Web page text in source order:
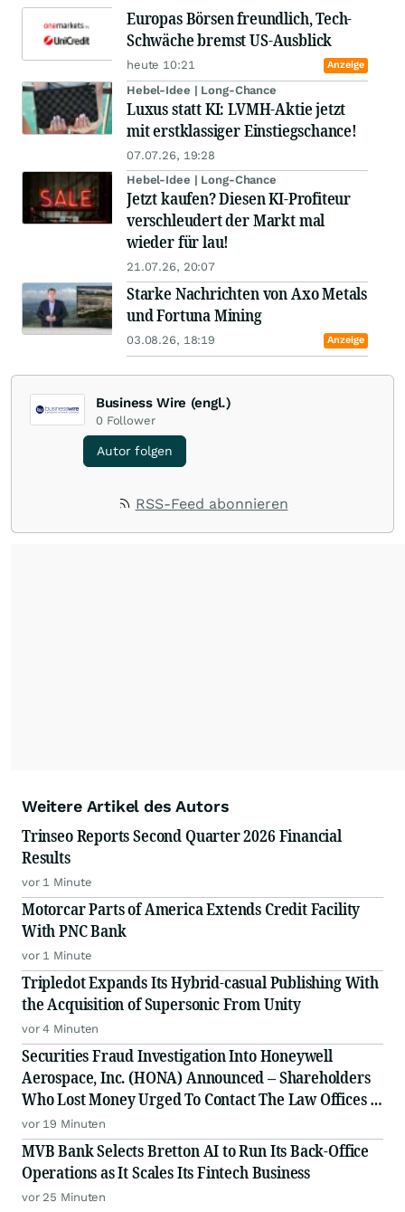
Europas Börsen freundlich, Tech-
Schwäche bremst US-Ausblick
heute 10:21 Anzeige
Hebel-Idee | Long-Chance
Luxus statt KI: LVMH-Aktie jetzt
mit erstklassiger Einstiegschance!
07.07.26, 19:28
Hebel-Idee | Long-Chance
Jetzt kaufen? Diesen KI-Profiteur
verschleudert der Markt mal
wieder für lau!
21.07.26, 20:07
Starke Nachrichten von Axo Metals
und Fortuna Mining
03.08.26, 18:19 Anzeige
Business Wire (engl.)
0 Follower
Autor folgen
RSS-Feed abonnieren
Weitere Artikel des Autors
Trinseo Reports Second Quarter 2026 Financial
Results
vor 1 Minute
Motorcar Parts of America Extends Credit Facility
With PNC Bank
vor 1 Minute
Tripledot Expands Its Hybrid-casual Publishing With
the Acquisition of Supersonic From Unity
vor 4 Minuten
Securities Fraud Investigation Into Honeywell
Aerospace, Inc. (HONA) Announced – Shareholders
Who Lost Money Urged To Contact The Law Offices of
Frank R. Cruz
vor 19 Minuten
MVB Bank Selects Bretton AI to Run Its Back-Office
Operations as It Scales Its Fintech Business
vor 25 Minuten